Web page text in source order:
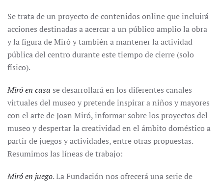
Se trata de un proyecto de contenidos online que incluirá
acciones destinadas a acercar a un público amplio la obra
y la figura de Miró y también a mantener la actividad
pública del centro durante este tiempo de cierre (solo
físico).
Miró en casa se desarrollará en los diferentes canales
virtuales del museo y pretende inspirar a niños y mayores
con el arte de Joan Miró, informar sobre los proyectos del
museo y despertar la creatividad en el ámbito doméstico a
partir de juegos y actividades, entre otras propuestas.
Resumimos las líneas de trabajo:
Miró en juego. La Fundación nos ofrecerá una serie de